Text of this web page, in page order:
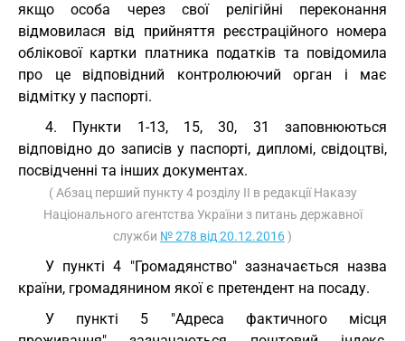
якщо особа через свої релігійні переконання
відмовилася від прийняття реєстраційного номера
облікової картки платника податків та повідомила
про це відповідний контролюючий орган і має
відмітку у паспорті.
4. Пункти 1-13, 15, 30, 31 заповнюються
відповідно до записів у паспорті, дипломі, свідоцтві,
посвідченні та інших документах.
( Абзац перший пункту 4 розділу II в редакції Наказу
Національного агентства України з питань державної
служби № 278 від 20.12.2016)
У пункті 4 "Громадянство" зазначається назва
країни, громадянином якої є претендент на посаду.
У пункті 5 "Адреса фактичного місця